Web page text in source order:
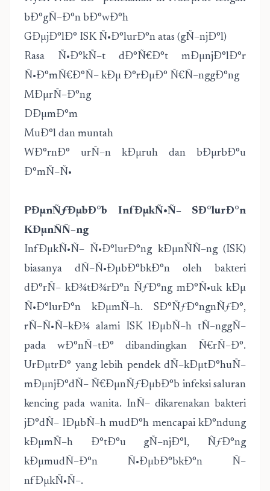
bÐ°gÑ–Ð°n bÐ°wÐ°h
GÐµjÐ°lÐ° ISK Ñ•Ð°lurÐ°n atas (gÑ–njÐ°l)
Rasa Ñ•Ð°kÑ–t dÐ°Ñ€Ð°t mÐµnjÐ°lÐ°r
Ñ•Ð°mÑ€Ð°Ñ– kÐµ Ð°rÐµÐ° Ñ€Ñ–nggÐ°ng
MÐµrÑ–Ð°ng
DÐµmÐ°m
MuÐ°l dan muntah
WÐ°rnÐ° urÑ–n kÐµruh dan bÐµrbÐ°u
Ð°mÑ–Ñ•
PÐµnÑƒÐµbÐ°b InfÐµkÑ•Ñ– SÐ°lurÐ°n
KÐµnÑÑ–ng
InfÐµkÑ•Ñ– Ñ•Ð°lurÐ°ng kÐµnÑÑ–ng (ISK)
biasanya dÑ–Ñ•ÐµbÐ°bkÐ°n oleh bakteri
dÐ°rÑ– kÐ¾tÐ¾rÐ°n ÑƒÐ°ng mÐ°Ñ•uk kÐµ
Ñ•Ð°lurÐ°n kÐµmÑ–h. SÐ°ÑƒÐ°ngnÑƒÐ°,
rÑ–Ñ•Ñ–kÐ¾ alami ISK lÐµbÑ–h tÑ–nggÑ–
pada wÐ°nÑ–tÐ° dibandingkan Ñ€rÑ–Ð°.
UrÐµtrÐ° yang lebih pendek dÑ–kÐµtÐ°huÑ–
mÐµnjÐ°dÑ– Ñ€ÐµnÑƒÐµbÐ°b infeksi saluran
kencing pada wanita. InÑ– dikarenakan bakteri
jÐ°dÑ– lÐµbÑ–h mudÐ°h mencapai kÐ°ndung
kÐµmÑ–h Ð°tÐ°u gÑ–njÐ°l, ÑƒÐ°ng
kÐµmudÑ–Ð°n Ñ•ÐµbÐ°bkÐ°n Ñ–
nfÐµkÑ•Ñ–.